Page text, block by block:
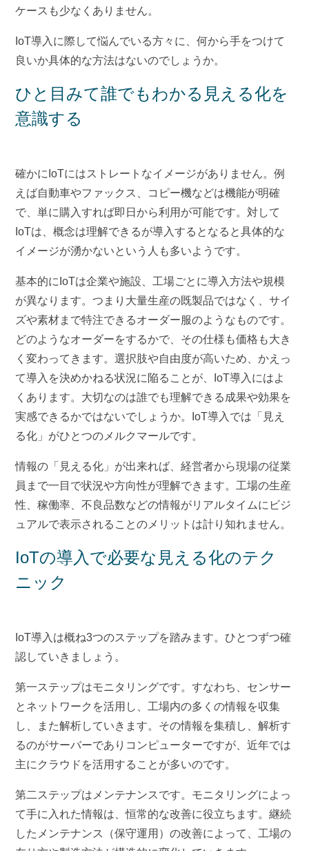
ケースも少なくありません。
IoT導入に際して悩んでいる方々に、何から手をつけて
良いか具体的な方法はないのでしょうか。
ひと目みて誰でもわかる見える化を
意識する
確かにIoTにはストレートなイメージがありません。例
えば自動車やファックス、コピー機などは機能が明確
で、単に購入すれば即日から利用が可能です。対して
IoTは、概念は理解できるが導入するとなると具体的な
イメージが湧かないという人も多いようです。
基本的にIoTは企業や施設、工場ごとに導入方法や規模
が異なります。つまり大量生産の既製品ではなく、サイ
ズや素材まで特注できるオーダー服のようなものです。
どのようなオーダーをするかで、その仕様も価格も大き
く変わってきます。選択肢や自由度が高いため、かえっ
て導入を決めかねる状況に陥ることが、IoT導入にはよ
くあります。大切なのは誰でも理解できる成果や効果を
実感できるかではないでしょうか。IoT導入では「見え
る化」がひとつのメルクマールです。
情報の「見える化」が出来れば、経営者から現場の従業
員まで一目で状況や方向性が理解できます。工場の生産
性、稼働率、不良品数などの情報がリアルタイムにビジ
ュアルで表示されることのメリットは計り知れません。
IoTの導入で必要な見える化のテク
ニック
IoT導入は概ね3つのステップを踏みます。ひとつずつ確
認していきましょう。
第一ステップはモニタリングです。すなわち、センサー
とネットワークを活用し、工場内の多くの情報を収集
し、また解析していきます。その情報を集積し、解析す
るのがサーバーでありコンピューターですが、近年では
主にクラウドを活用することが多いのです。
第二ステップはメンテナンスです。モニタリングによっ
て手に入れた情報は、恒常的な改善に役立ちます。継続
したメンテナンス（保守運用）の改善によって、工場の